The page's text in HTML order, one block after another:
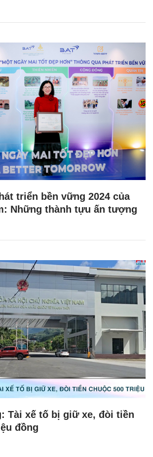
triển bền vững 2024 của
Những thành tựu ấn tượng
Tài xế tố bị giữ xe, đòi tiền
đồng